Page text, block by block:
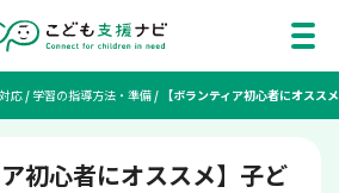
応/ 学習の指導方法・準備/ 【ボランティア初心者にオスス
ア初心者にオススメ】子ど